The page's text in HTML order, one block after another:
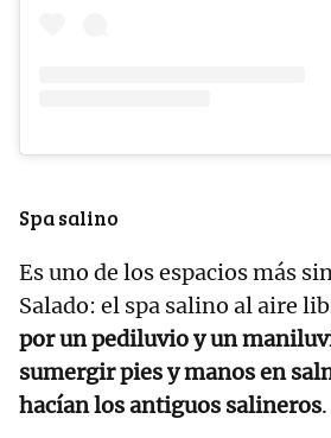
Spa salino
Es uno de los espacios más
Salado: el spa salino al aire
por un pediluvio y un
sumergir pies y manos en
hacían los antiguos salineros.